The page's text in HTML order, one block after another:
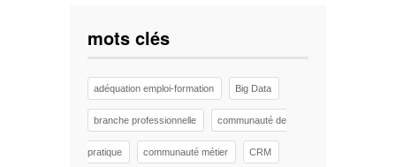
mots clés
adéquation emploi-formation Big Data
branche professionnelle communauté de
pratique communauté métier CRM